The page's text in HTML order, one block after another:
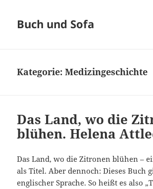
Buch und Sofa
Kategorie:Medizingeschichte
Das Land, wo die
blühen. Helena
Das Land, wo die Zitronen blühen –
als Titel. Aber dennoch: Dieses Buch
englischer Sprache. So heißt es also